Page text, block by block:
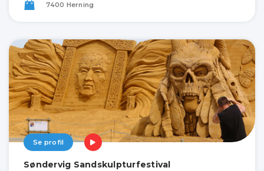
7400 Herning
Se profil
Søndervig Sandskulpturfestival